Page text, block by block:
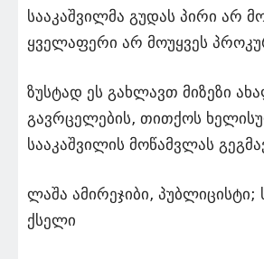
სააკაშვილმა გუდას პირი არ
ყველაფერი არ მოუყვეს
ზუსტად ეს გახლავთ მიზეზი
გავრცელების, თითქოს
სააკაშვილის მოწამვლას
ლაშა ამირეჯიბი,
ქსელი